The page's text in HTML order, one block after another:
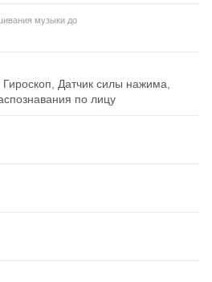
музыки до
Датчик силы нажима,
по лицу